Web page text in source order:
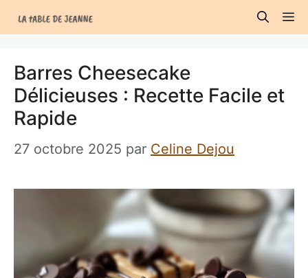
au
Barres Cheesecake
Délicieuses : Recette Facile et
Rapide
27 octobre 2025 par Celine Dejou